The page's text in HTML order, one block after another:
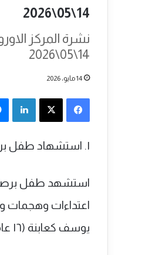
14\05\2026
14\05\2026
14 مايو، 2026
فيسبوك ‫X لينكدإن
١. استشهاد طفل برصاص الاحتلال شمال رام الله
استشهد طفل برصاص
اعتداءات وهجمات
يوسف كعابنة (١٦ عاماً) برصاص الاحتلال قرب بلدة جلجليا شمال رام الله.